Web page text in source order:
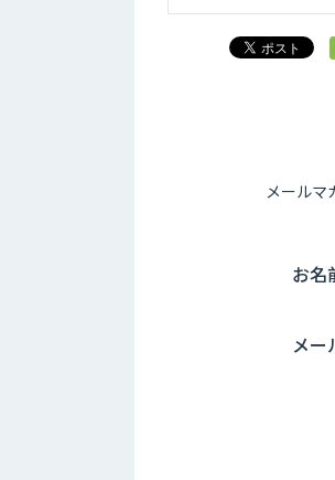
メールマ
お名
メー